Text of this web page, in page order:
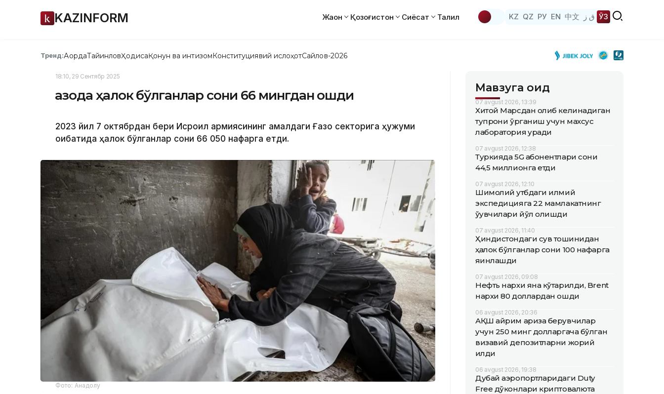
KAZINFORM Жаҳон Қозоғистон Сиёсат Таҳлил KZ QZ РУ EN 中文 ق ز ЎЗ
Тренд:АқордаТайинловҲодисаҚонун ва интизомКонституциявий ислоҳотСайлов-2026
18:10, 29 Сентябр 2025
Ғазода ҳалок бўлганлар сони 66 мингдан ошди
2023 йил 7 октябрдан бери Исроил армиясининг қамалдаги Ғазо секторига ҳужуми
оқибатида ҳалок бўлганлар сони 66 050 нафарга етди.
Фото: Анадолу
Мавзуга оид
07 avgust 2026, 13:39
Хитой Марсдан олиб келинадиган
тупроқни ўрганиш учун махсус
лаборатория қуради
07 avgust 2026, 12:38
Туркияда 5G абонентлари сони
44,5 миллионга етди
07 avgust 2026, 12:10
Шимолий қутбдаги илмий
экспедицияга 22 мамлакатнинг
ўқувчилари йўл олишди
07 avgust 2026, 11:40
Ҳиндистондаги сув тошқинидан
ҳалок бўлганлар сони 100 нафарга
яқинлашди
07 avgust 2026, 09:08
Нефть нархи яна кўтарилди, Brent
нархи 80 доллардан ошди
06 avgust 2026, 20:36
АҚШ айрим ариза берувчилар
учун 250 минг долларгача бўлган
визавий депозитларни жорий
қилди
06 avgust 2026, 19:38
Дубай аэропортларидаги Duty
Free дўконлари криптовалюта